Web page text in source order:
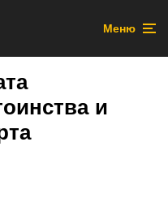
Меню
и